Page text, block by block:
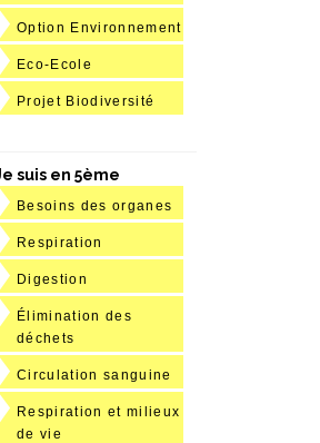
Option Environnement
Eco-Ecole
Projet Biodiversité
suis en 5ème
Besoins des organes
Respiration
Digestion
Élimination des
déchets
Circulation sanguine
Respiration et milieux
de vie